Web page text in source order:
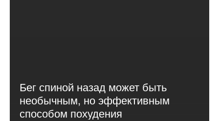
Бег спиной назад может быть
необычным, но эффективным
способом похудения